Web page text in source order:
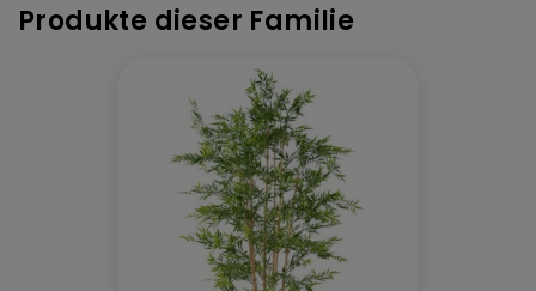
Produkte dieser Familie